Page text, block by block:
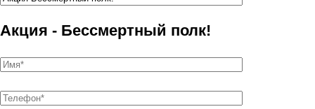
Акция - Бессмертный полк!